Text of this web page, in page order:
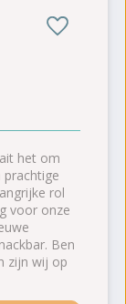
het om
prachtige
rol
voor onze
Ben
zijn wij op